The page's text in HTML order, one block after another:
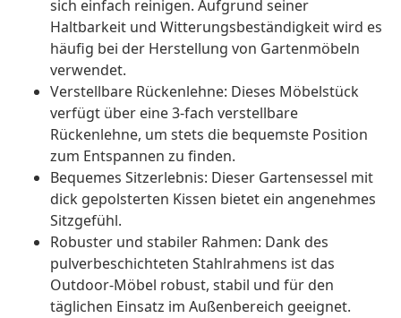
sich einfach reinigen. Aufgrund seiner
Haltbarkeit und Witterungsbeständigkeit wird es
häufig bei der Herstellung von Gartenmöbeln
verwendet.
Verstellbare Rückenlehne: Dieses Möbelstück
verfügt über eine 3-fach verstellbare
Rückenlehne, um stets die bequemste Position
zum Entspannen zu finden.
Bequemes Sitzerlebnis: Dieser Gartensessel mit
dick gepolsterten Kissen bietet ein angenehmes
Sitzgefühl.
Robuster und stabiler Rahmen: Dank des
pulverbeschichteten Stahlrahmens ist das
Outdoor-Möbel robust, stabil und für den
täglichen Einsatz im Außenbereich geeignet.